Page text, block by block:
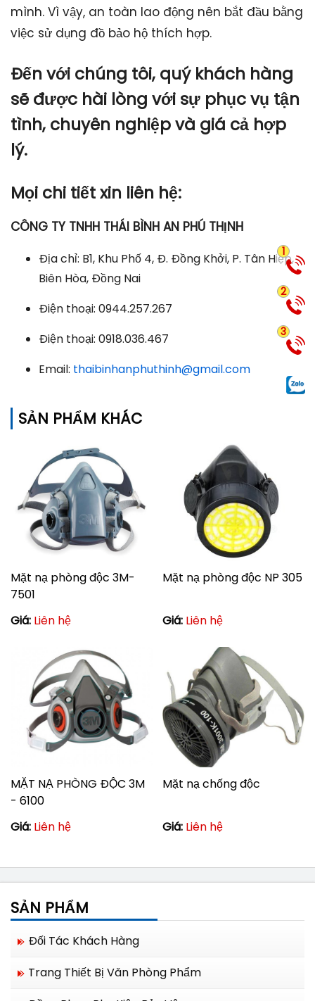
mình. Vì vậy, an toàn lao động nên bắt đầu bằng
việc sử dụng đồ bảo hộ thích hợp.
Đến với chúng tôi, quý khách hàng
sẽ được hài lòng với sự phục vụ tận
tình, chuyên nghiệp và giá cả hợp
lý.
Mọi chi tiết xin liên hệ:
CÔNG TY TNHH THÁI BÌNH AN PHÚ THỊNH
Địa chỉ: B1, Khu Phố 4, Đ. Đồng Khởi, P. Tân Hiệp,
Biên Hòa, Đồng Nai
Điện thoại: 0944.257.267
Điện thoại: 0918.036.467
Email: thaibinhanphuthinh@gmail.com
SẢN PHẨM KHÁC
Mặt nạ phòng độc 3M-
7501
Giá: Liên hệ
Mặt nạ phòng độc NP 305
Giá: Liên hệ
MẶT NẠ PHÒNG ĐỘC 3M
- 6100
Giá: Liên hệ
Mặt nạ chống độc
Giá: Liên hệ
SẢN PHẨM
Đối Tác Khách Hàng
Trang Thiết Bị Văn Phòng Phẩm
1
2
3